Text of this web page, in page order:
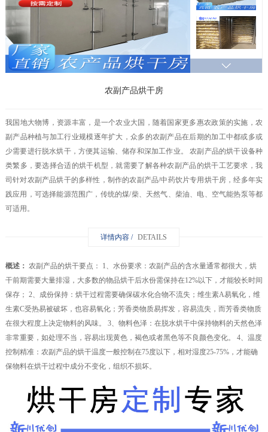
农副产品烘干房
我国地大物博，资源丰富，是一个农业大国，随着国家更多惠农政策的实施，农
副产品种植与加工行业规模逐年扩大，众多的农副产品在后期的加工中都或多或
少需要进行脱水烘干，方便其运输、储存和深加工作业。 农副产品的烘干设备种
类繁多，要选择合适的烘干机型，就需要了解各种农副产品的烘干工艺要求，我
司针对农副产品烘干的多样性，制作的农副产品/中药饮片专用烘干房，经多年实
践应用，可选择能源范围广，传统的煤/柴、天然气、柴油、电、空气能热泵等都
可适用。
详情内容 / DETAILS
概述： 农副产品的烘干要点： 1、水份要求：农副产品的含水量通常都很大，烘
干前期需要大量排湿，大多数的物品烘干后水份需保持在12%以下，才能较长时间
保存； 2、成份保持：烘干过程需要确保碳水化合物不流失；维生素A易氧化，维
生素C受热易被破坏，也容易氧化；芳香类物质易挥发，容易流失，而芳香类物质
在很大程度上决定物料的风味。 3、物料色泽：在脱水烘干中保持物料的天然色泽
非常重要，如处理不当，容易出现黄色，褐色或者黑色等不良颜色变化。 4、温度
控制精准：农副产品的烘干温度一般控制在75度以下，相对湿度25-75%，才能确
保物料在烘干过程中成分不变化，组织不损坏。